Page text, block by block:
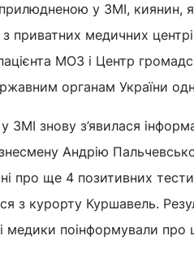
у ЗМІ, киянин,
приватних медичних
МОЗ і Центр
органам України
ЗМІ знову з’явилася
Андрію
про ще 4 позитивних
з курорту Куршавель.
медики поінформували